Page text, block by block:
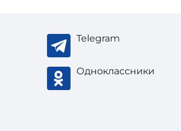
Telegram
Одноклассники